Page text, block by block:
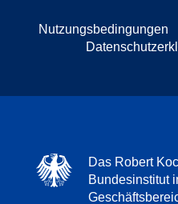
Nutzungsbedingungen
Das Robert
Bundesinstitut